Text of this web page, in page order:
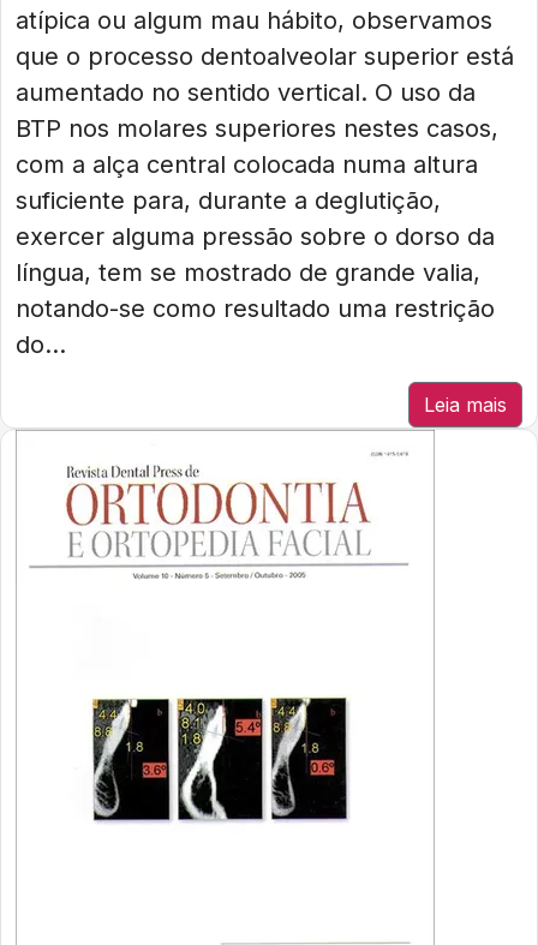
atípica ou algum mau hábito, observamos
que o processo dentoalveolar superior está
aumentado no sentido vertical. O uso da
BTP nos molares superiores nestes casos,
com a alça central colocada numa altura
suficiente para, durante a deglutição,
exercer alguma pressão sobre o dorso da
língua, tem se mostrado de grande valia,
notando-se como resultado uma restrição
do...
Leia mais